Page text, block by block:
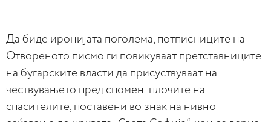
Да биде иронијата поголема, потписниците на
Отвореното писмо ги повикуваат претставниците
на бугарските власти да присуствуваат на
чествувањето пред спомен-плочите на
спасителите, поставени во знак на нивно